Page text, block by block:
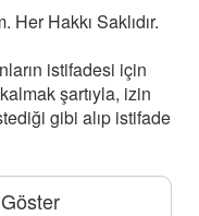
Hakkı Saklıdır.
istifadesi için
şartıyla, izin
gibi alıp istifade